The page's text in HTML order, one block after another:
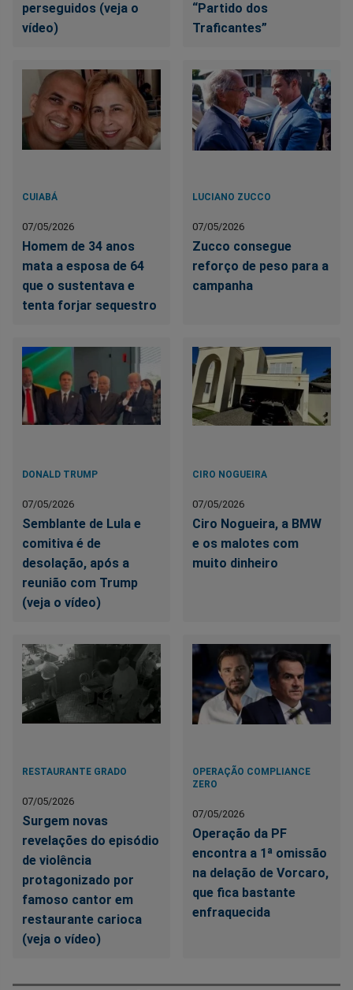
perseguidos (veja o
vídeo)
“Partido dos
Traficantes”
CUIABÁ
07/05/2026
Homem de 34 anos
mata a esposa de 64
que o sustentava e
tenta forjar sequestro
LUCIANO ZUCCO
07/05/2026
Zucco consegue
reforço de peso para a
campanha
DONALD TRUMP
07/05/2026
Semblante de Lula e
comitiva é de
desolação, após a
reunião com Trump
(veja o vídeo)
CIRO NOGUEIRA
07/05/2026
Ciro Nogueira, a BMW
e os malotes com
muito dinheiro
RESTAURANTE GRADO
07/05/2026
Surgem novas
revelações do episódio
de violência
protagonizado por
famoso cantor em
restaurante carioca
(veja o vídeo)
OPERAÇÃO COMPLIANCE
ZERO
07/05/2026
Operação da PF
encontra a 1ª omissão
na delação de Vorcaro,
que fica bastante
enfraquecida